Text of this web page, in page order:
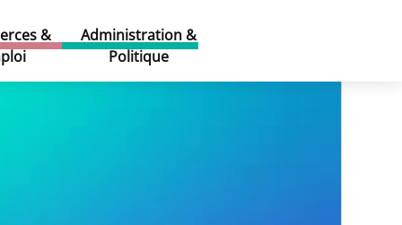
&
Administration &
Politique